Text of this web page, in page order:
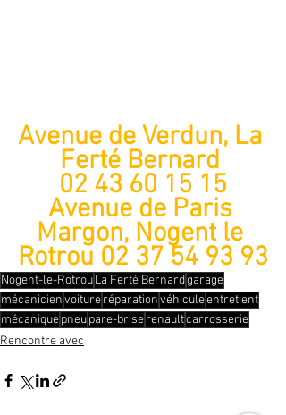
Avenue de Verdun, La
Ferté Bernard
02 43 60 15 15
Avenue de Paris
Margon, Nogent le
Rotrou 02 37 54 93 93
Nogent-le-RotrouLa Ferté Bernardgarage
mécanicienvoitureréparationvéhiculeentretient
mécaniquepneupare-briserenaultcarrosserie
Rencontre avec